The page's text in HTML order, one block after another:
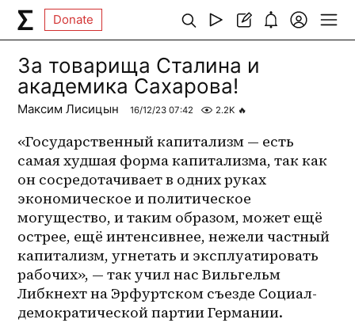
Donate
За товарища Сталина и
академика Сахарова!
Максим Лисицын 16/12/23 07:42 2.2K 🔥
«Государственный капитализм — есть
самая худшая форма капитализма, так как
он сосредотачивает в одних руках
экономическое и политическое
могущество, и таким образом, может ещё
острее, ещё интенсивнее, нежели частный
капитализм, угнетать и эксплуатировать
рабочих», — так учил нас Вильгельм
Либкнехт на Эрфуртском съезде Социал-
демократической партии Германии.